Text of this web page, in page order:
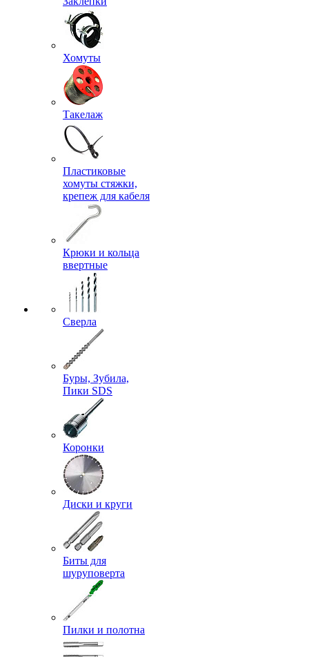
Хомуты
Такелаж
Пластиковые
хомуты стяжки,
крепеж для кабеля
Крюки и кольца
ввертные
Сверла
Буры, Зубила,
Пики SDS
Коронки
Диски и круги
Биты для
шуруповерта
Пилки и полотна